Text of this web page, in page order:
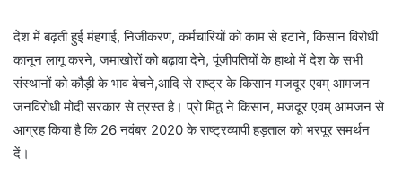
देश में बढ़ती हुई मंहगाई, निजीकरण, कर्मचारियों को काम से हटाने, किसान विरोधी
कानून लागू करने, जमाखोरों को बढ़ावा देने, पूंजीपतियों के हाथो में देश के सभी
संस्थानों को कौड़ी के भाव बेचने,आदि से राष्ट्र के किसान मजदूर एवम् आमजन
जनविरोधी मोदी सरकार से त्रस्त है। प्रो मिठू ने किसान, मजदूर एवम् आमजन से
आग्रह किया है कि 26 नवंबर 2020 के राष्ट्रव्यापी हड़ताल को भरपूर समर्थन
दें।